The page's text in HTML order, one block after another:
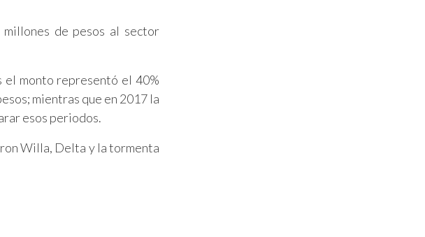
de pesos al sector
el monto representó el 40%
mientras que en 2017 la
esos periodos.
Willa, Delta y la tormenta